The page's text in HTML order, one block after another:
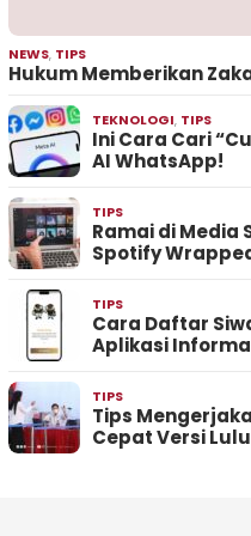
NEWS, TIPS
Hukum Memberikan
TEKNOLOGI, TIPS
Ini Cara Cari
AI WhatsApp!
TIPS
Ramai di Media
Spotify
TIPS
Cara Daftar
Aplikasi
TIPS
Tips
Cepat Versi